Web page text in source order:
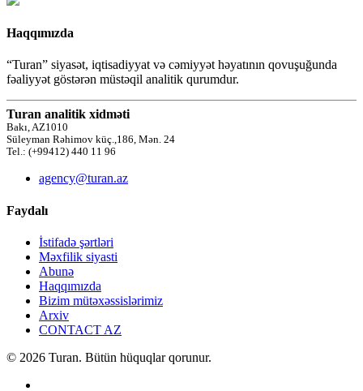
Haqqımızda
“Turan” siyasət, iqtisadiyyat və cəmiyyət həyatının qovuşuğunda
fəaliyyət göstərən müstəqil analitik qurumdur.
Turan analitik xidməti
Bakı, AZ1010
Süleyman Rəhimov küç.,186, Mən. 24
Tel.: (+99412) 440 11 96
agency@turan.az
Faydalı
İstifadə şərtləri
Məxfilik siyasti
Abunə
Haqqımızda
Bizim mütəxəssislərimiz
Arxiv
CONTACT AZ
© 2026 Turan. Bütün hüquqlar qorunur.